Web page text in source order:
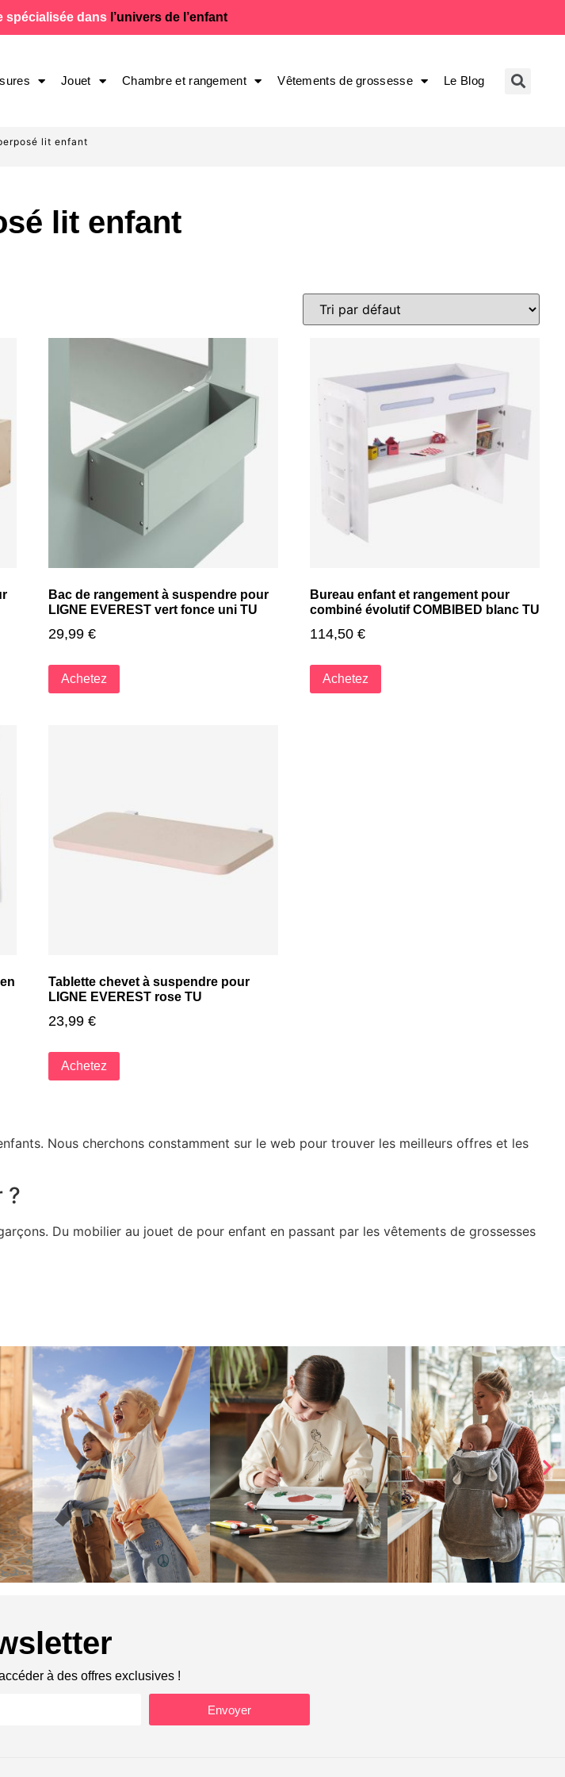
spécialisée dans l’univers de l’enfant
Jouet Chambre et rangement Vêtements de grossesse Le Blog
lit enfant
lit enfant
Bac de rangement à suspendre pour
LIGNE EVEREST vert fonce uni TU
29,99 €
Achetez
Bureau enfant et rangement pour
combiné évolutif COMBIBED blanc TU
114,50 €
Achetez
Tablette chevet à suspendre pour
LIGNE EVEREST rose TU
23,99 €
Achetez
Nous cherchons constamment sur le web pour trouver les meilleurs offres et les
?
Du mobilier au jouet de pour enfant en passant par les vêtements de grossesses
à des offres exclusives !
Envoyer